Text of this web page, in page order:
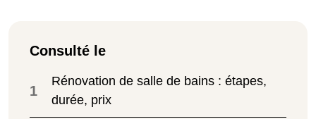
Consulté le
1
Rénovation de salle de bains : étapes,
durée, prix